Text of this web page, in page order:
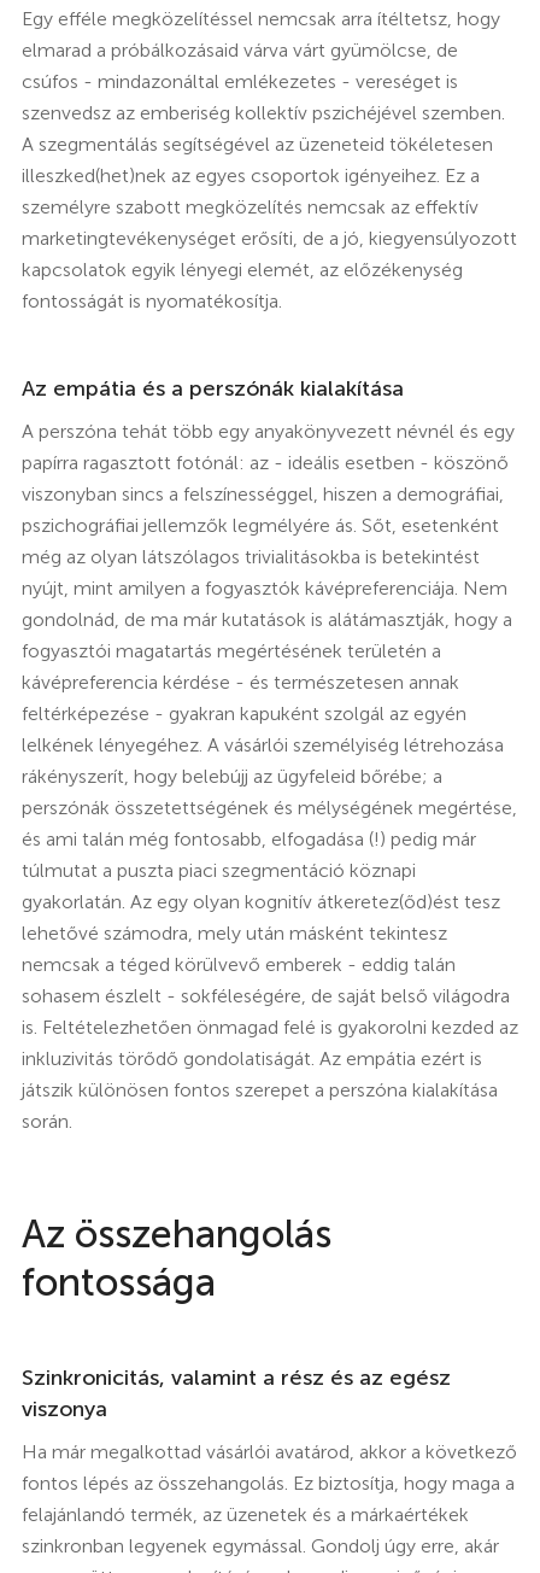
Egy efféle megközelítéssel nemcsak arra ítéltetsz, hogy
elmarad a próbálkozásaid várva várt gyümölcse, de
csúfos - mindazonáltal emlékezetes - vereséget is
szenvedsz az emberiség kollektív pszichéjével szemben.
A szegmentálás segítségével az üzeneteid tökéletesen
illeszked(het)nek az egyes csoportok igényeihez. Ez a
személyre szabott megközelítés nemcsak az effektív
marketingtevékenységet erősíti, de a jó, kiegyensúlyozott
kapcsolatok egyik lényegi elemét, az előzékenység
fontosságát is nyomatékosítja.
Az empátia és a perszónák kialakítása
A perszóna tehát több egy anyakönyvezett névnél és egy
papírra ragasztott fotónál: az - ideális esetben - köszönő
viszonyban sincs a felszínességgel, hiszen a demográfiai,
pszichográfiai jellemzők legmélyére ás. Sőt, esetenként
még az olyan látszólagos trivialitásokba is betekintést
nyújt, mint amilyen a fogyasztók kávépreferenciája. Nem
gondolnád, de ma már kutatások is alátámasztják, hogy a
fogyasztói magatartás megértésének területén a
kávépreferencia kérdése - és természetesen annak
feltérképezése - gyakran kapuként szolgál az egyén
lelkének lényegéhez. A vásárlói személyiség létrehozása
rákényszerít, hogy belebújj az ügyfeleid bőrébe; a
perszónák összetettségének és mélységének megértése,
és ami talán még fontosabb, elfogadása (!) pedig már
túlmutat a puszta piaci szegmentáció köznapi
gyakorlatán. Az egy olyan kognitív átkeretez(őd)ést tesz
lehetővé számodra, mely után másként tekintesz
nemcsak a téged körülvevő emberek - eddig talán
sohasem észlelt - sokféleségére, de saját belső világodra
is. Feltételezhetően önmagad felé is gyakorolni kezded az
inkluzivitás törődő gondolatiságát. Az empátia ezért is
játszik különösen fontos szerepet a perszóna kialakítása
során.
Az összehangolás
fontossága
Szinkronicitás, valamint a rész és az egész
viszonya
Ha már megalkottad vásárlói avatárod, akkor a következő
fontos lépés az összehangolás. Ez biztosítja, hogy maga a
felajánlandó termék, az üzenetek és a márkaértékek
szinkronban legyenek egymással. Gondolj úgy erre, akár